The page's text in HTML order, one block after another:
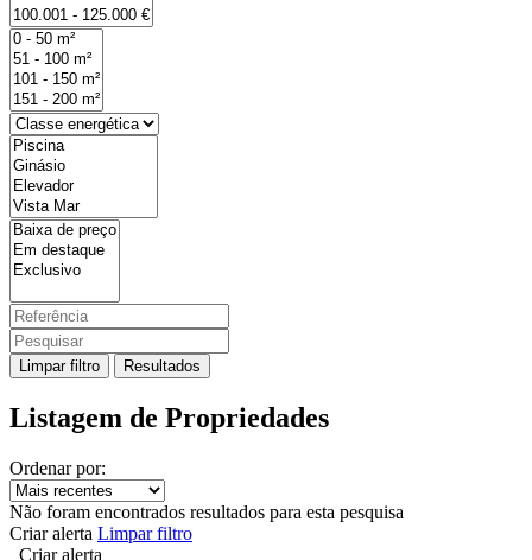
Limpar filtro Resultados
Listagem de Propriedades
Ordenar por:
Não foram encontrados resultados para esta pesquisa
Criar alerta Limpar filtro
Criar alerta